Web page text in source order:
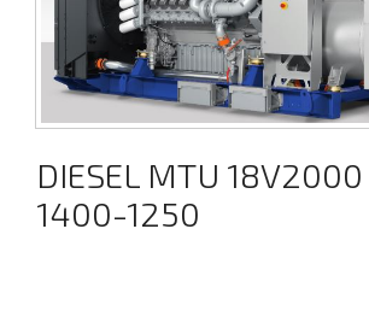
DIESEL MTU
1400-1250